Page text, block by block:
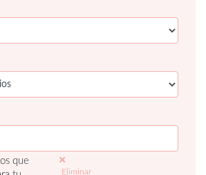
que
Eliminar